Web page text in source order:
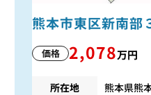
熊本市東区新南部
価格 2,078万円
所在地
熊本県熊